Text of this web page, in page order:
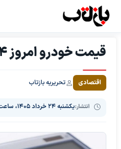
قیمت خودرو امروز 24 خرداد 1405
اقتصادی تحریریه بازتاب
انتشار:یکشنبه ۲۴ خرداد ۱۴۰۵، ساعت ۸:۳۳